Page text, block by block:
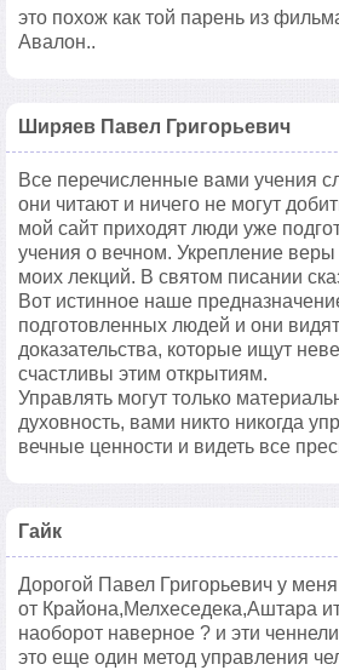
это похож как той парень из
Авалон..
Ширяев Павел Григорьевич
Все перечисленные вами учения
они читают и ничего не могут
мой сайт приходят люди уже
учения о вечном. Укрепление
моих лекций. В святом писании
Вот истинное наше
подготовленных людей и они
доказательства, которые ищут
счастливы этим открытиям.
Управлять могут только
духовность, вами никто никогда
вечные ценности и видеть все
Гайк
Дорогой Павел Григорьевич у
от Крайона,Мелхеседека,Аштара
наоборот наверное ? и эти
это еще один метод управления